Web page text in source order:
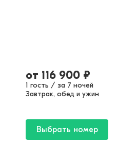
от 116 900 ₽
1 гость / за 7 ночей
Завтрак, обед и ужин
Выбрать номер